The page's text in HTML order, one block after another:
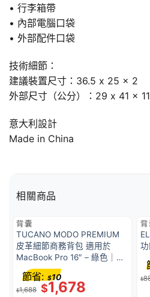
• 行李箱帶
• 內部電腦口袋
• 外部配件口袋
技術細節：
建議裝置尺寸：36.5 x 25 x 2
外部尺寸（公分）：29 x 41 x
意大利設計
Made in China
相關商品
背囊
TUCANO MODO PREMIUM
皮革細節商務背包 適用於
MacBook Pro 16″ – 綠色｜意
大利設計
$1,688 $1,678
節省: $10
背
$